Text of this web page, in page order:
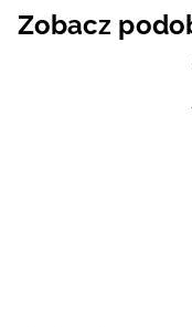
Zobacz